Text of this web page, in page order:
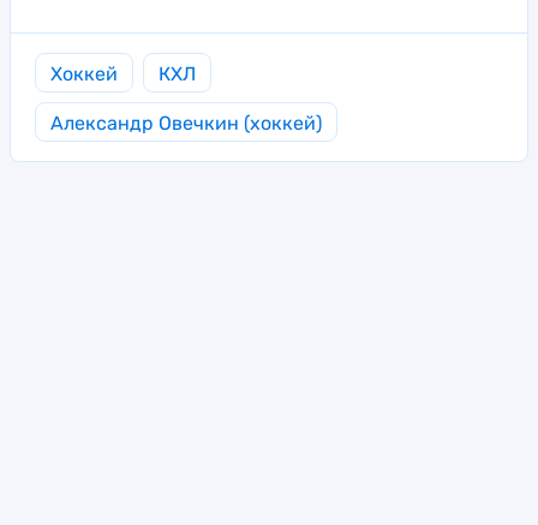
Хоккей КХЛ
Александр Овечкин (хоккей)